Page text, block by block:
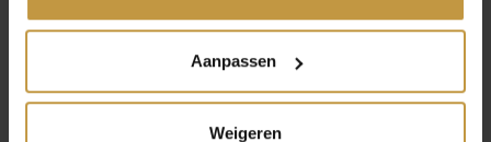
Aanpassen
Weigeren
INFORMATIE OVER CLIC DESIGN
en modern design. De collectie is herkenbaar door
eenvoud, kwaliteit en comfort. Gemaakt van aluminium